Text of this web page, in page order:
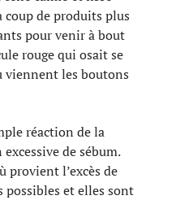
coup de produits plus
pour venir à bout
rouge qui osait se
viennent les boutons
réaction de la
de sébum.
provient l’excès de
possibles et elles sont